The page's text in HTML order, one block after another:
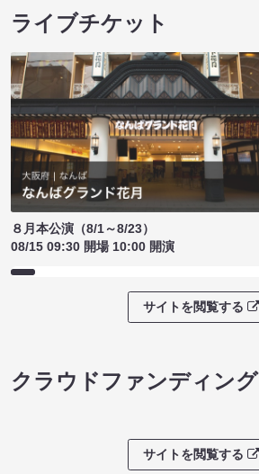
ライブチケット
８月本公演（8/1～8/23）
08/15 09:30 開場 10:00 開演
サイトを閲覧する
クラウドファンディング
サイトを閲覧する